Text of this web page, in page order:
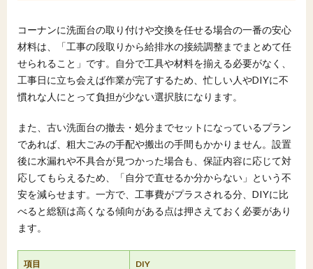
コーナンに洗面台の取り付けや交換を任せる場合の一番の安心
材料は、「工事の段取りから給排水の接続調整までまとめて任
せられること」です。自分で工具や材料を揃える必要がなく、
工事日に立ち会えば作業が完了するため、忙しい人やDIYに不
慣れな人にとって負担が少ない選択肢になります。
また、古い洗面台の撤去・処分までセットになっているプラン
であれば、粗大ごみの手配や搬出の手間もかかりません。設置
後に水漏れや不具合が見つかった場合も、保証内容に応じて対
応してもらえるため、「自分で直せるか分からない」という不
安を減らせます。一方で、工事費がプラスされる分、DIYに比
べると総額は高くなる傾向がある点は押さえておく必要があり
ます。
項目 DIY